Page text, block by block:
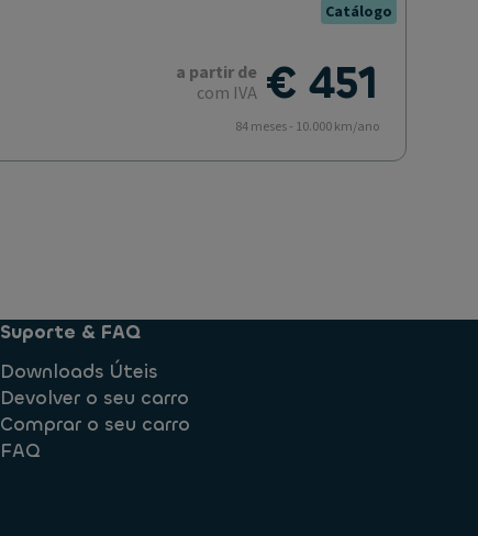
Catálogo
€ 451
a partir de
com IVA
84 meses - 10.000 km/ano
Suporte & FAQ
Downloads Úteis
Devolver o seu carro
Comprar o seu carro
FAQ